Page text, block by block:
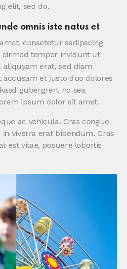
elit, sed do.
omnis iste natus et
consetetur sadipscing
eirmod tempor invidunt ut
aliquyam erat, sed diam
accusam et justo duo dolores
gubergren, no sea
ipsum dolor sit amet.
ac vehicula. Cras congue
viverra erat bibendum. Cras
est vitae, posuere lobortis